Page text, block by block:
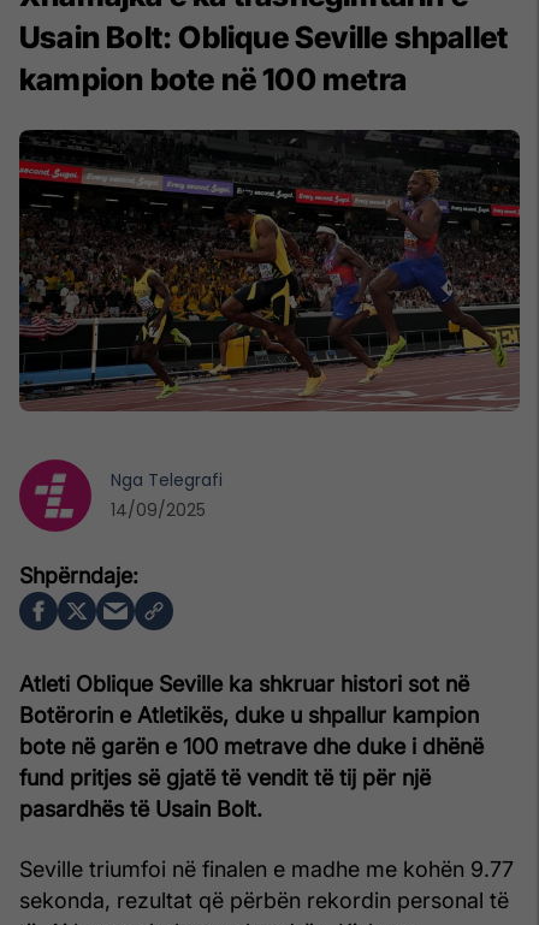
Usain Bolt: Oblique Seville shpallet
kampion bote në 100 metra
Atleti Oblique Seville ka shkruar histori sot në
Botërorin e Atletikës, duke u shpallur kampion
bote në garën e 100 metrave dhe duke i dhënë
fund pritjes së gjatë të vendit të tij për një
pasardhës të Usain Bolt.
Seville triumfoi në finalen e madhe me kohën 9.77
sekonda, rezultat që përbën rekordin personal të
Nga Telegrafi
14/09/2025